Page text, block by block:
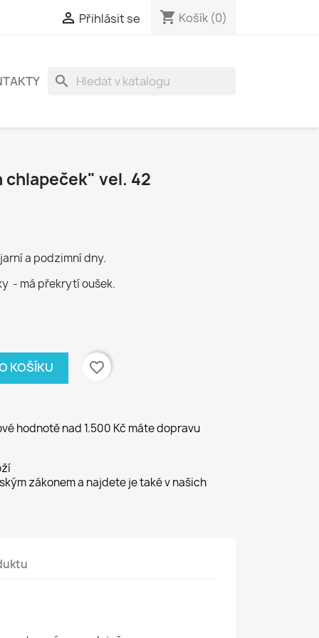
 Přihlásit se shopping_cart Košík (0)
search
chlapeček" vel. 42
a podzimní dny.
- má překrytí oušek.
KOŠÍKU favorite_border
hodnotě nad 1.500 Kč máte dopravu
zákonem a najdete je také v našich